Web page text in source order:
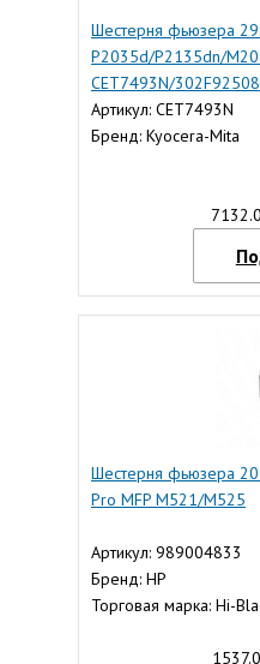
Шестерня фьюзера
P2035d/P2135dn/
CET7493N/
Артикул: CET7493N
Бренд: Kyocera-Mita
Шестерня фьюзера
Pro MFP M521/M525
Артикул: 989004833
Бренд: HP
Торговая марка: Hi-